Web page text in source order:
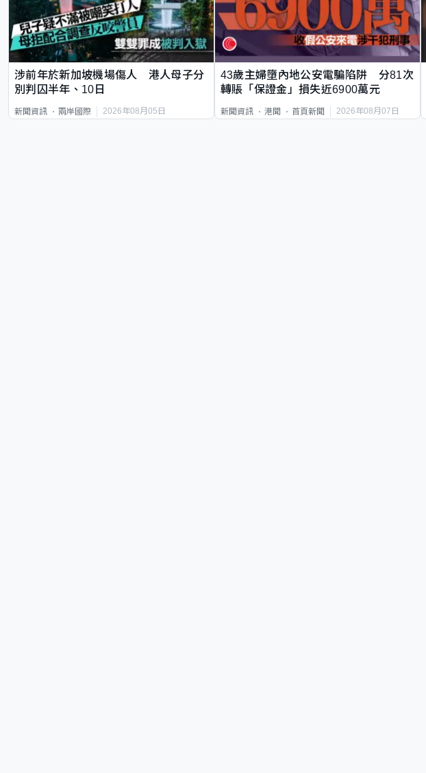
涉前年於新加坡機場傷人 港人母子分
別判囚半年、10日
新聞資訊 兩岸國際 2026年08月05日
43歲主婦墮內地公安電騙陷阱 分81次
轉賬「保證金」損失近6900萬元
新聞資訊 港聞 首頁新聞 2026年08月07日